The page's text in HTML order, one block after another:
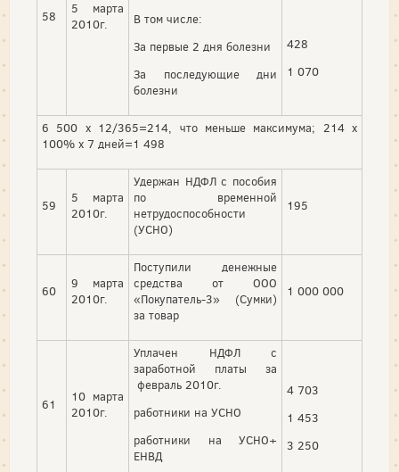
58
5 марта
2010г.
В том числе:
За первые 2 дня болезни
За последующие дни
болезни
428
1 070
6 500 х 12/365=214, что меньше максимума; 214 х
100% х 7 дней=1 498
59
5 марта
2010г.
Удержан НДФЛ с пособия
по временной
нетрудоспособности
(УСНО)
195
60
9 марта
2010г.
Поступили денежные
средства от ООО
«Покупатель-3» (Сумки)
за товар
1 000 000
61
10 марта
2010г.
Уплачен НДФЛ с
заработной платы за
февраль 2010г.
работники на УСНО
работники на УСНО+
ЕНВД
4 703
1 453
3 250